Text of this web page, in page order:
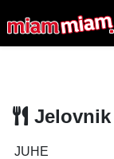
Jelovnik
JUHE